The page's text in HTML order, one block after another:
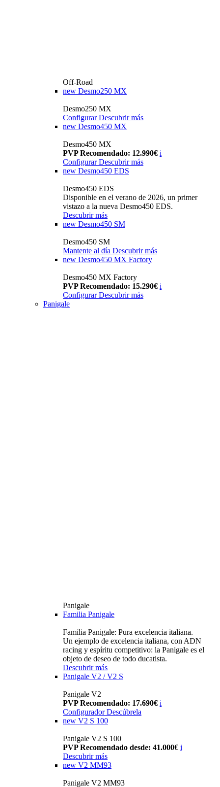
Off-Road
new Desmo250 MX
Desmo250 MX
Configurar Descubrir más
new Desmo450 MX
Desmo450 MX
PVP Recomendado: 12.990€ i
Configurar Descubrir más
new Desmo450 EDS
Desmo450 EDS
Disponible en el verano de 2026, un primer
vistazo a la nueva Desmo450 EDS.
Descubrir más
new Desmo450 SM
Desmo450 SM
Mantente al día Descubrir más
new Desmo450 MX Factory
Desmo450 MX Factory
PVP Recomendado: 15.290€ i
Configurar Descubrir más
Panigale
Panigale
Familia Panigale
Familia Panigale: Pura excelencia italiana.
Un ejemplo de excelencia italiana, con ADN
racing y espíritu competitivo: la Panigale es el
objeto de deseo de todo ducatista.
Descubrir más
Panigale V2 / V2 S
Panigale V2
PVP Recomendado: 17.690€ i
Configurador Descúbrela
new V2 S 100
Panigale V2 S 100
PVP Recomendado desde: 41.000€ i
Descubrir más
new V2 MM93
Panigale V2 MM93